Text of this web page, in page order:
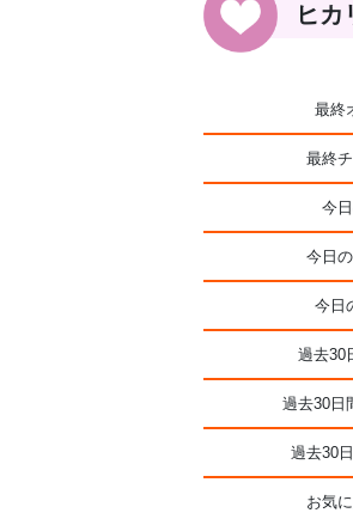
ヒ
最終
最終
今
今日
今日
過去30
過去30日
過去30
お気